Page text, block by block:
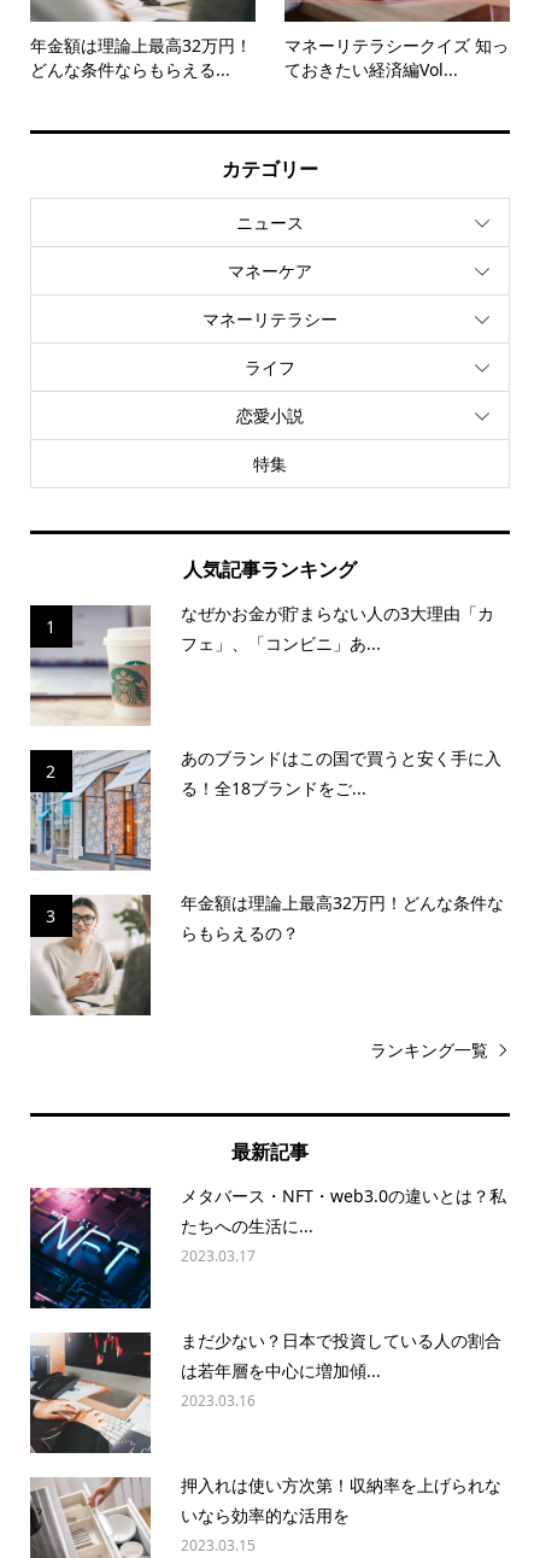
年金額は理論上最高32万円！
どんな条件ならもらえる...
マネーリテラシークイズ 知っ
ておきたい経済編Vol...
カテゴリー
ニュース
マネーケア
マネーリテラシー
ライフ
恋愛小説
特集
人気記事ランキング
1
なぜかお金が貯まらない人の3大理由「カ
フェ」、「コンビニ」あ...
2
あのブランドはこの国で買うと安く手に入
る！全18ブランドをご...
3
年金額は理論上最高32万円！どんな条件な
らもらえるの？
ランキング一覧
最新記事
メタバース・NFT・web3.0の違いとは？私
たちへの生活に...
2023.03.17
まだ少ない？日本で投資している人の割合
は若年層を中心に増加傾...
2023.03.16
押入れは使い方次第！収納率を上げられな
いなら効率的な活用を
2023.03.15